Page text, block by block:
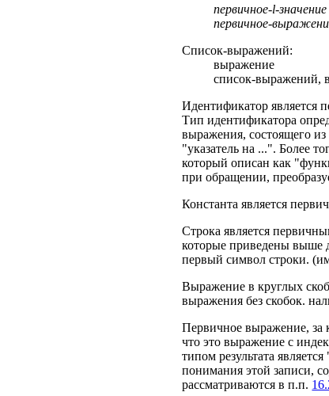
первичноe-l-значение
первичноe-
Список-выражений:
выражение
список-выражений,
Идентификатор является
Тип идентификатора
выражения, состоящего из
"указатель на ...". Более
который описан как
при обращении,
Константа является
Строка является
которые приведены выше
первый символ строки.
Выражение в круглых
выражения без скобок.
Первичное выражение, за
что это выражение с
типом результата
понимания этой записи,
рассматриваются в п.п.